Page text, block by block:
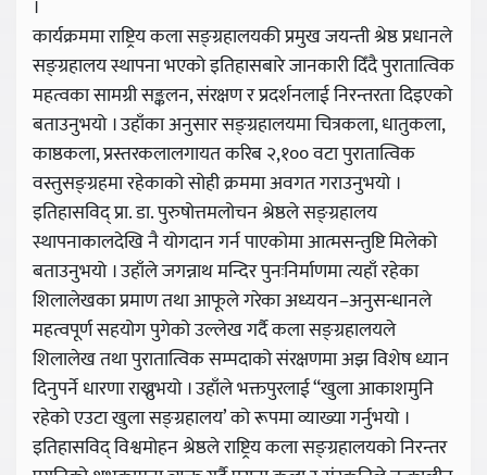
।
कार्यक्रममा राष्ट्रिय कला सङ्ग्रहालयकी प्रमुख जयन्ती श्रेष्ठ प्रधानले
सङ्ग्रहालय स्थापना भएको इतिहासबारे जानकारी दिँदै पुरातात्विक
महत्वका सामग्री सङ्कलन, संरक्षण र प्रदर्शनलाई निरन्तरता दिइएको
बताउनुभयो । उहाँका अनुसार सङ्ग्रहालयमा चित्रकला, धातुकला,
काष्ठकला, प्रस्तरकलालगायत करिब २,१०० वटा पुरातात्विक
वस्तुसङ्ग्रहमा रहेकाको सोही क्रममा अवगत गराउनुभयो ।
इतिहासविद् प्रा. डा. पुरुषोत्तमलोचन श्रेष्ठले सङ्ग्रहालय
स्थापनाकालदेखि नै योगदान गर्न पाएकोमा आत्मसन्तुष्टि मिलेको
बताउनुभयो । उहाँले जगन्नाथ मन्दिर पुनःनिर्माणमा त्यहाँ रहेका
शिलालेखका प्रमाण तथा आफूले गरेका अध्ययन–अनुसन्धानले
महत्वपूर्ण सहयोग पुगेको उल्लेख गर्दै कला सङ्ग्रहालयले
शिलालेख तथा पुरातात्विक सम्पदाको संरक्षणमा अझ विशेष ध्यान
दिनुपर्ने धारणा राख्नुभयो । उहाँले भक्तपुरलाई “खुला आकाशमुनि
रहेको एउटा खुला सङ्ग्रहालय’ को रूपमा व्याख्या गर्नुभयो ।
इतिहासविद् विश्वमोहन श्रेष्ठले राष्ट्रिय कला सङ्ग्रहालयको निरन्तर